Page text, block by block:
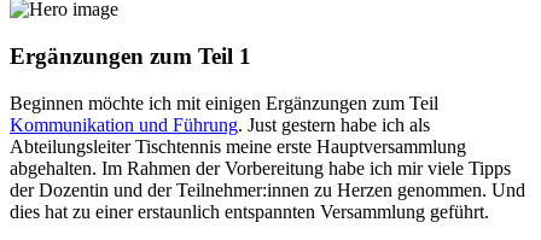
Ergänzungen zum Teil 1
Beginnen möchte ich mit einigen Ergänzungen zum Teil
Kommunikation und Führung. Just gestern habe ich als
Abteilungsleiter Tischtennis meine erste Hauptversammlung
abgehalten. Im Rahmen der Vorbereitung habe ich mir viele Tipps
der Dozentin und der Teilnehmer:innen zu Herzen genommen. Und
dies hat zu einer erstaunlich entspannten Versammlung geführt.